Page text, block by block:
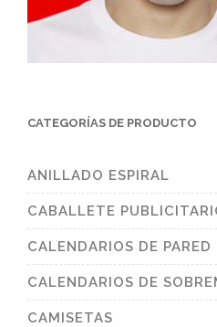
CATEGORÍAS DE PRODUCTO
ANILLADO ESPIRAL
CABALLETE
CALENDARIOS DE PARED
CALENDARIOS DE
CAMISETAS